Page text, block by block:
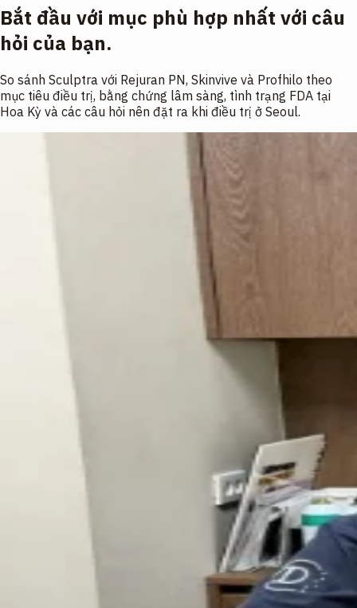
Bắt đầu với mục phù hợp nhất với câu
hỏi của bạn.
So sánh Sculptra với Rejuran PN, Skinvive và Profhilo theo
mục tiêu điều trị, bằng chứng lâm sàng, tình trạng FDA tại
Hoa Kỳ và các câu hỏi nên đặt ra khi điều trị ở Seoul.